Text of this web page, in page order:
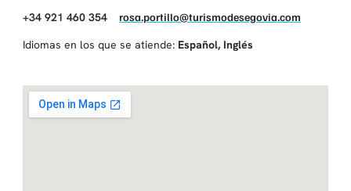
+34 921 460 354 rosa.portillo@turismodesegovia.com
Idiomas en los que se atiende: Español, Inglés